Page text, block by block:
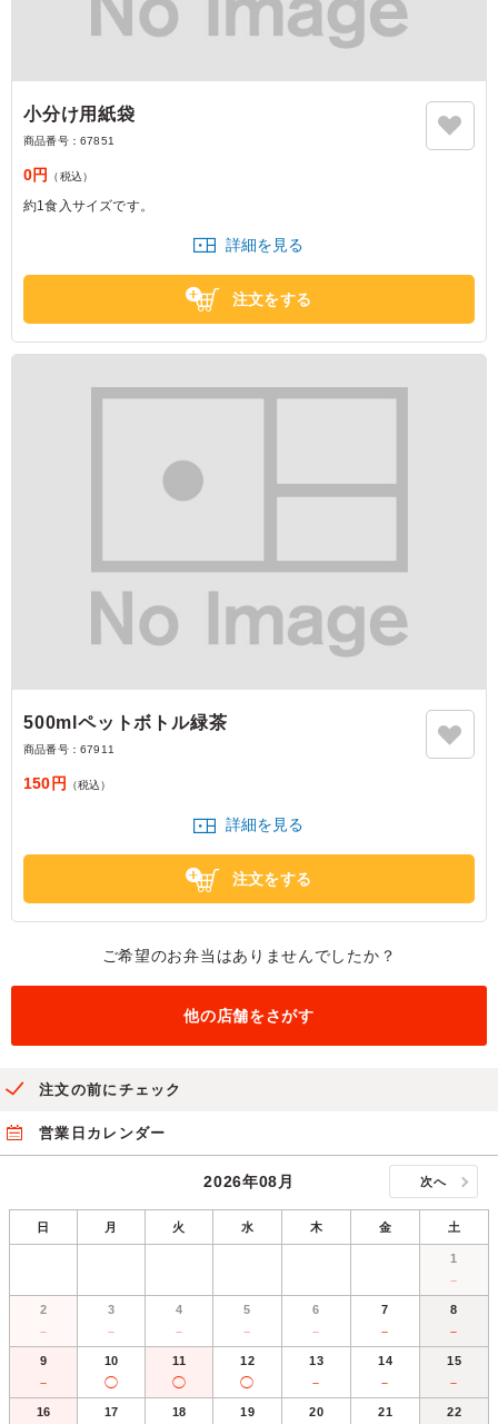
小分け用紙袋
商品番号： 67851
0円 （税込）
約1食入サイズです。
詳細を見る
注文をする
500mlペットボトル緑茶
商品番号： 67911
150円 （税込）
詳細を見る
注文をする
ご希望のお弁当はありませんでしたか？
他の店舗をさがす
注文の前にチェック
営業日カレンダー
2026年08月 次へ
日 月 火 水 木 金 土
1
－
2
－
3
－
4
－
5
－
6
－
7
－
8
－
9
－
10
◯
11
◯
12
◯
13
－
14
－
15
－
16 17 18 19 20 21 22